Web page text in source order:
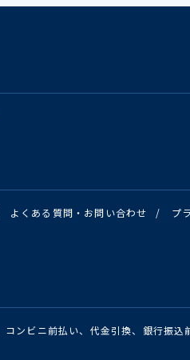
よくある質問・お問い合わせ /
プ
ンビニ前払い、代金引換、銀行振込